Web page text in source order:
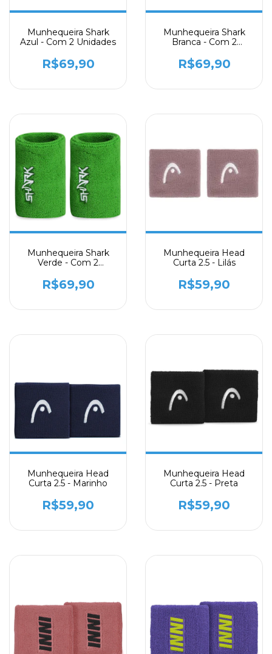
Munhequeira Shark
Azul - Com 2 Unidades
R$69,90
Munhequeira Shark
Branca - Com 2
R$69,90
Munhequeira Shark
Verde - Com 2
R$69,90
Munhequeira Head
Curta 2.5 - Lilás
R$59,90
Munhequeira Head
Curta 2.5 - Marinho
R$59,90
Munhequeira Head
Curta 2.5 - Preta
R$59,90